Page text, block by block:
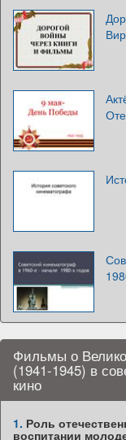
Фильмы о
(1941-1945) в
кино
1. Роль
воспитании